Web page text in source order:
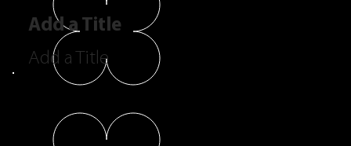
Add a Title
Add a Title